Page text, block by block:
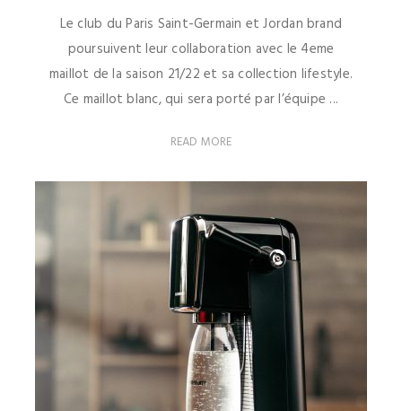
Le club du Paris Saint-Germain et Jordan brand
poursuivent leur collaboration avec le 4eme
maillot de la saison 21/22 et sa collection lifestyle.
Ce maillot blanc, qui sera porté par l’équipe ...
READ MORE